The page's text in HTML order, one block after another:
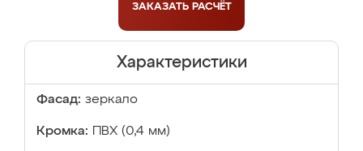
ЗАКАЗАТЬ РАСЧЁТ
Характеристики
Фасад: зеркало
Кромка: ПВХ (0,4 мм)